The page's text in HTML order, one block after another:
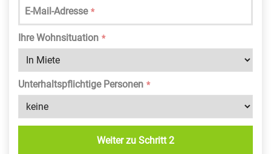
E-Mail-Adresse *
Ihre Wohnsituation *
Unterhaltspflichtige Personen *
Weiter zu Schritt 2